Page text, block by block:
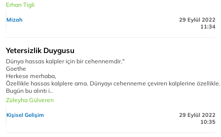
Erhan Tigli
Mizah
29 Eylül 2022
11:34
Yetersizlik Duygusu
Dünya hassas kalpler için bir cehennemdir."
Goethe
Herkese merhaba,
Özellikle hassas kalplere ama. Dünyayı cehenneme çeviren kalplerine özellikle.
Bugün bu alıntı i..
Züleyha Gülveren
Kişisel Gelişim
29 Eylül 2022
10:35